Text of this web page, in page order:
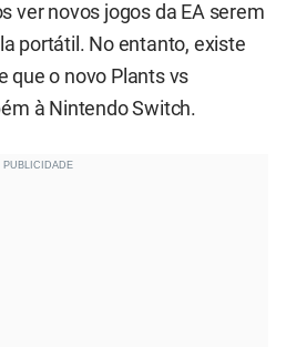
ver novos jogos da EA serem
portátil. No entanto, existe
que o novo Plants vs
à Nintendo Switch.